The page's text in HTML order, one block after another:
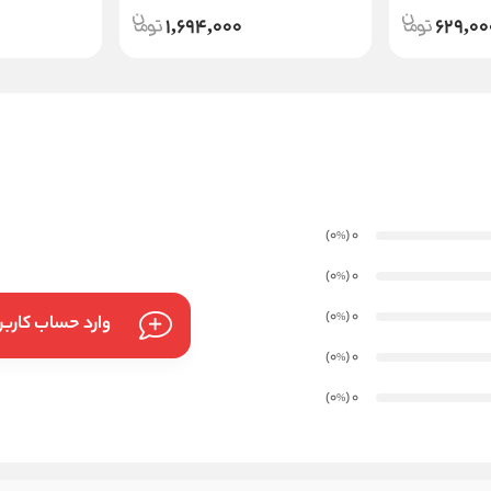
1,694,000
0
(0
%
)
0
(0
%
)
0
(0
%
)
0
(0
%
)
0
(0
%
)
وارد حساب